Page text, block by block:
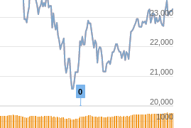
0
20,000
21,000
22,000
23,000
1000